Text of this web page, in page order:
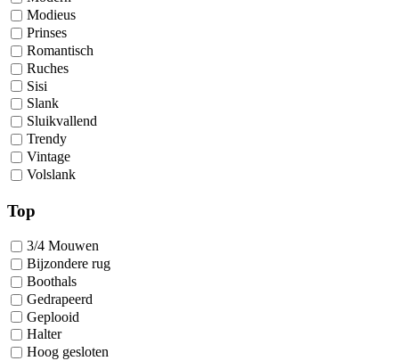
Modieus
Prinses
Romantisch
Ruches
Sisi
Slank
Sluikvallend
Trendy
Vintage
Volslank
Top
3/4 Mouwen
Bijzondere rug
Boothals
Gedrapeerd
Geplooid
Halter
Hoog gesloten